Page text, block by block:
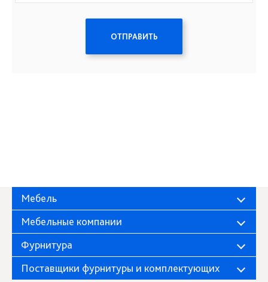
ОТПРАВИТЬ
Мебель
Мебельные компании
Фурнитура
Поставщики фурнитуры и комплектующих